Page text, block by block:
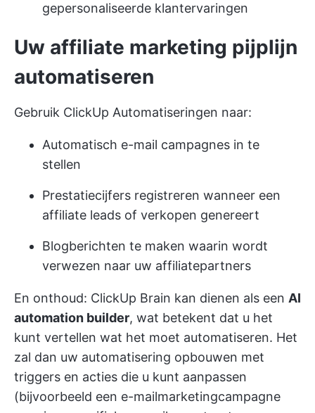
gepersonaliseerde klantervaringen
Uw affiliate marketing pijplijn
automatiseren
Gebruik ClickUp Automatiseringen naar:
Automatisch e-mail campagnes in te
stellen
Prestatiecijfers registreren wanneer een
affiliate leads of verkopen genereert
Blogberichten te maken waarin wordt
verwezen naar uw affiliatepartners
En onthoud: ClickUp Brain kan dienen als een AI
automation builder, wat betekent dat u het
kunt vertellen wat het moet automatiseren. Het
zal dan uw automatisering opbouwen met
triggers en acties die u kunt aanpassen
(bijvoorbeeld een e-mailmarketingcampagne